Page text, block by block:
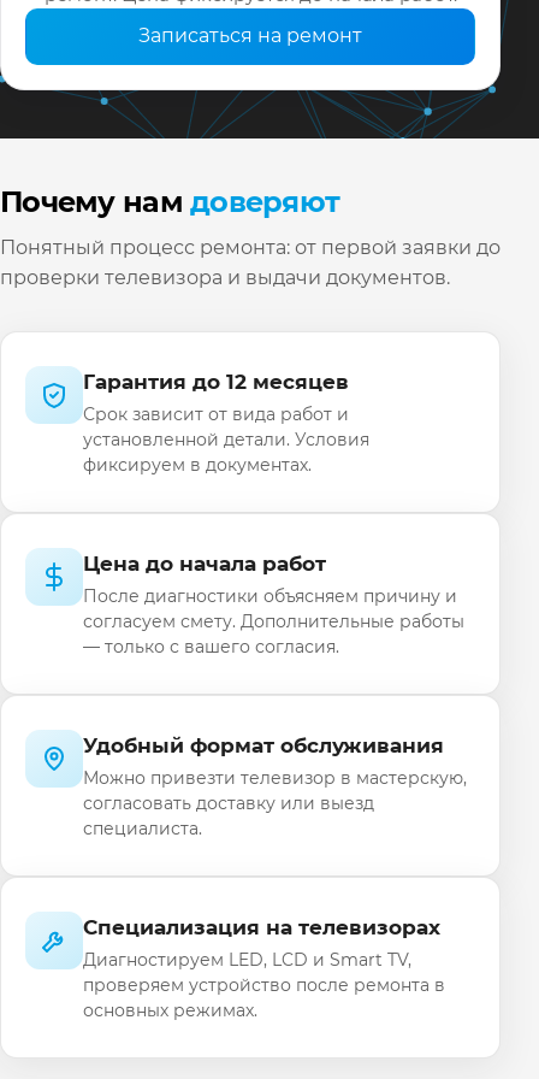
Записаться на ремонт
Почему намдоверяют
Понятный процесс ремонта: от первой заявки до
проверки телевизора и выдачи документов.
Гарантия до 12 месяцев
Срок зависит от вида работ и
установленной детали. Условия
фиксируем в документах.
Цена до начала работ
После диагностики объясняем причину и
согласуем смету. Дополнительные работы
— только с вашего согласия.
Удобный формат обслуживания
Можно привезти телевизор в мастерскую,
согласовать доставку или выезд
специалиста.
Специализация на телевизорах
Диагностируем LED, LCD и Smart TV,
проверяем устройство после ремонта в
основных режимах.